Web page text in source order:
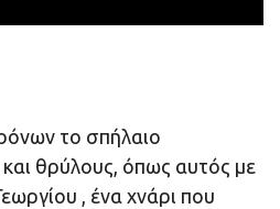
το σπήλαιο
θρύλους, όπως αυτός με
, ένα χνάρι που